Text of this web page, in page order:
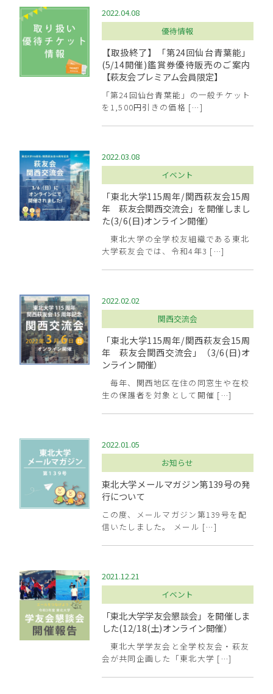
2022.04.08
優待情報
【取扱終了】「第24回仙台青葉能」
(5/14開催)鑑賞券優待販売のご案内
【萩友会プレミアム会員限定】
「第24回仙台青葉能」の一般チケット
を1,500円引きの価格 […]
2022.03.08
イベント
「東北大学115周年/関西萩友会15周
年 萩友会関西交流会」を開催しまし
た(3/6(日)オンライン開催）
東北大学の全学校友組織である東北
大学萩友会では、令和4年3 […]
2022.02.02
関西交流会
「東北大学115周年/関西萩友会15周
年 萩友会関西交流会」（3/6(日)オ
ンライン開催）
毎年、関西地区在住の同窓生や在校
生の保護者を対象として開催 […]
2022.01.05
お知らせ
東北大学メールマガジン第139号の発
行について
この度、メールマガジン第139号を配
信いたしました。 メール […]
2021.12.21
イベント
「東北大学学友会懇談会」を開催しま
した(12/18(土)オンライン開催）
東北大学学友会と全学校友会・萩友
会が共同企画した「東北大学 […]